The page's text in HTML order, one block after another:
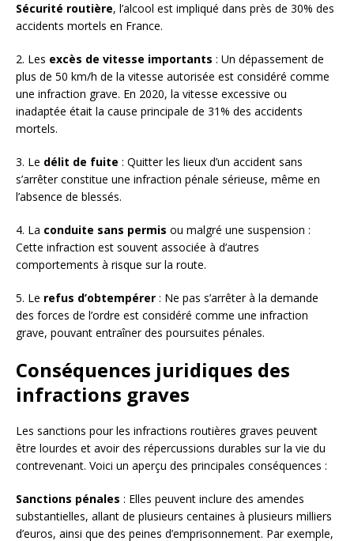
Sécurité routière, l’alcool est impliqué dans près de 30% des
accidents mortels en France.
2. Les excès de vitesse importants : Un dépassement de
plus de 50 km/h de la vitesse autorisée est considéré comme
une infraction grave. En 2020, la vitesse excessive ou
inadaptée était la cause principale de 31% des accidents
mortels.
3. Le délit de fuite : Quitter les lieux d’un accident sans
s’arrêter constitue une infraction pénale sérieuse, même en
l’absence de blessés.
4. La conduite sans permis ou malgré une suspension :
Cette infraction est souvent associée à d’autres
comportements à risque sur la route.
5. Le refus d’obtempérer : Ne pas s’arrêter à la demande
des forces de l’ordre est considéré comme une infraction
grave, pouvant entraîner des poursuites pénales.
Conséquences juridiques des
infractions graves
Les sanctions pour les infractions routières graves peuvent
être lourdes et avoir des répercussions durables sur la vie du
contrevenant. Voici un aperçu des principales conséquences :
Sanctions pénales : Elles peuvent inclure des amendes
substantielles, allant de plusieurs centaines à plusieurs milliers
d’euros, ainsi que des peines d’emprisonnement. Par exemple,